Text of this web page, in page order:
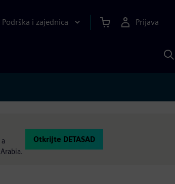
Podrška i zajednica Prijava
Otkrijte DETASAD